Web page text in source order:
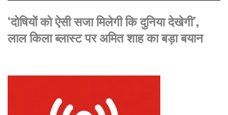
‘दोषियों को ऐसी सजा मिलेगी कि दुनिया देखेगी’,
लाल किला ब्लास्ट पर अमित शाह का बड़ा बयान